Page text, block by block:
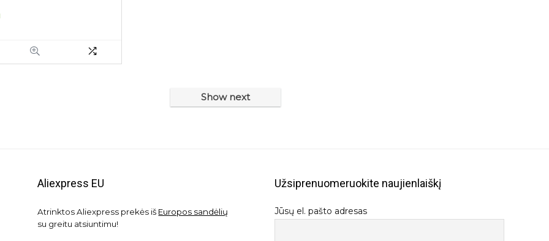
Show next
Aliexpress EU
Atrinktos Aliexpress prekės iš Europos sandėlių
su greitu atsiuntimu!
Užsiprenuomeruokite naujienlaiškį
Jūsų el. pašto adresas